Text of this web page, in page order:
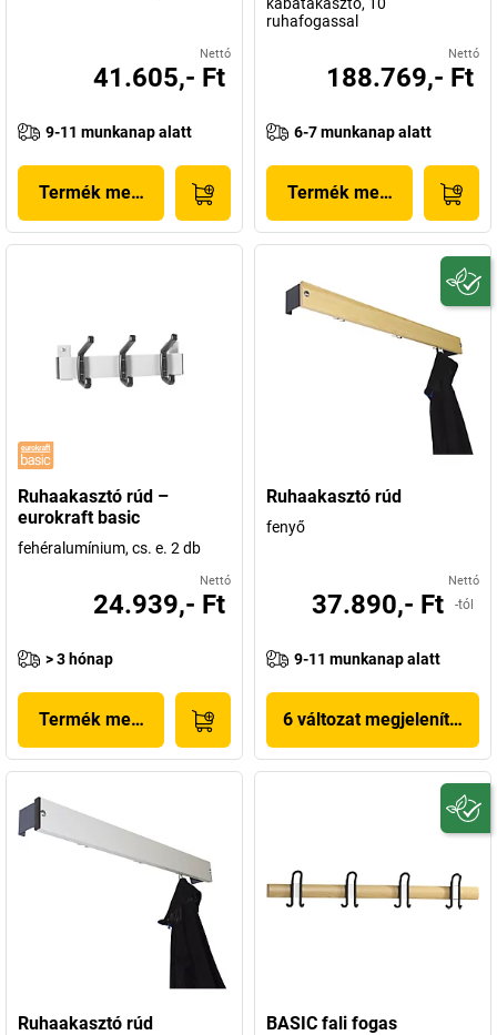
Nettó
41.605,- Ft
9-11 munkanap alatt
Termék megjelenítése
ruhafogassal
Nettó
188.769,- Ft
6-7 munkanap alatt
Termék megjelenítése
Ruhaakasztó rúd –
eurokraft basic
fehéralumínium, cs. e. 2 db
Nettó
24.939,- Ft
> 3 hónap
Termék megjelenítése
Ruhaakasztó rúd
fenyő
Nettó
37.890,- Ft -tól
9-11 munkanap alatt
6 változat megjelenítése
Ruhaakasztó rúd BASIC fali fogas